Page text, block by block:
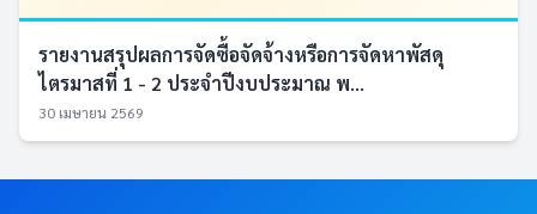
รายงานสรุปผลการจัดซื้อจัดจ้างหรือการจัดหาพัสดุ
ไตรมาสที่ 1 - 2 ประจำปีงบประมาณ พ...
30 เมษายน 2569